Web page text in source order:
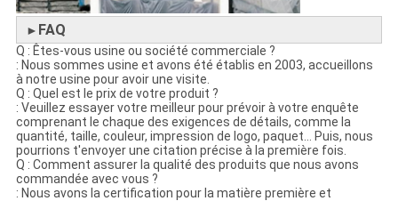
► FAQ
Q : Êtes-vous usine ou société commerciale ?
: Nous sommes usine et avons été établis en 2003, accueillons
à notre usine pour avoir une visite.
Q : Quel est le prix de votre produit ?
: Veuillez essayer votre meilleur pour prévoir à votre enquête
comprenant le chaque des exigences de détails, comme la
quantité, taille, couleur, impression de logo, paquet… Puis, nous
pourrions t'envoyer une citation précise à la première fois.
Q : Comment assurer la qualité des produits que nous avons
commandée avec vous ?
: Nous avons la certification pour la matière première et